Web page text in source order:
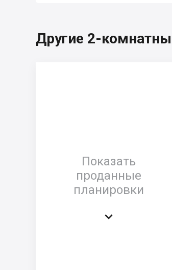
Другие 2-
Показать
проданные
планировки
